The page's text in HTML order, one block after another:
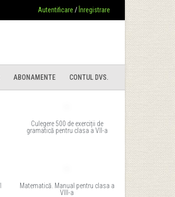
Autentificare / Înregistrare
ABONAMENTE CONTUL DVS.
Culegere 500 de exerciții de
gramatică pentru clasa a VII-a
Matematică. Manual pentru clasa a
VIII-a